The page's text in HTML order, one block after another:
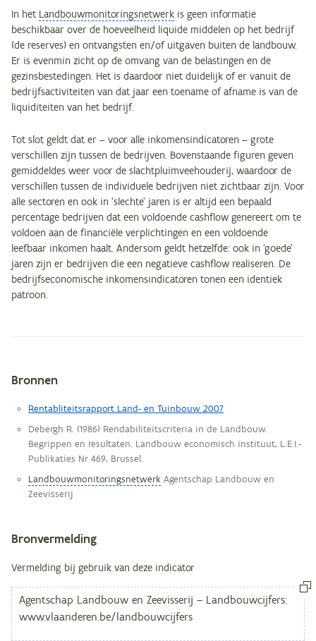
In het Landbouwmonitoringsnetwerk is geen informatie
beschikbaar over de hoeveelheid liquide middelen op het bedrijf
(de reserves) en ontvangsten en/of uitgaven buiten de landbouw.
Er is evenmin zicht op de omvang van de belastingen en de
gezinsbestedingen. Het is daardoor niet duidelijk of er vanuit de
bedrijfsactiviteiten van dat jaar een toename of afname is van de
liquiditeiten van het bedrijf.
Tot slot geldt dat er – voor alle inkomensindicatoren – grote
verschillen zijn tussen de bedrijven. Bovenstaande figuren geven
gemiddeldes weer voor de slachtpluimveehouderij, waardoor de
verschillen tussen de individuele bedrijven niet zichtbaar zijn. Voor
alle sectoren en ook in ‘slechte’ jaren is er altijd een bepaald
percentage bedrijven dat een voldoende cashflow genereert om te
voldoen aan de financiële verplichtingen en een voldoende
leefbaar inkomen haalt. Andersom geldt hetzelfde: ook in ‘goede’
jaren zijn er bedrijven die een negatieve cashflow realiseren. De
bedrijfseconomische inkomensindicatoren tonen een identiek
patroon.
Metagegevens
Bronnen
Rentabliteitsrapport Land- en Tuinbouw 2007
Debergh R. (1986) Rendabiliteitscriteria in de Landbouw.
Begrippen en resultaten. Landbouw economisch instituut, L.E.I.-
Publikaties Nr 469, Brussel.
Landbouwmonitoringsnetwerk Agentschap Landbouw en
Zeevisserij
Bronvermelding
Vermelding bij gebruik van deze indicator